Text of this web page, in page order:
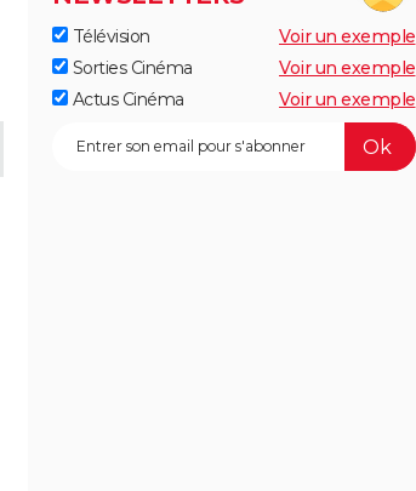
Télévision
Voir un exemple
Sorties Cinéma
Voir un exemple
Actus Cinéma
Voir un exemple